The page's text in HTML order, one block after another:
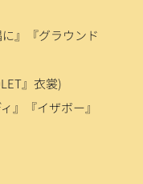
』『グラウンド
』衣裳)
』『イザボー』